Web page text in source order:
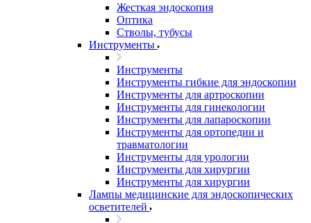
Жесткая эндоскопия
Оптика
Стволы, тубусы
Инструменты
Инструменты
Инструменты гибкие для эндоскопии
Инструменты для артроскопии
Инструменты для гинекологии
Инструменты для лапароскопии
Инструменты для ортопедии и
травматологии
Инструменты для урологии
Инструменты для хирургии
Инструменты для хирургии
Лампы медицинские для эндоскопических
осветителей